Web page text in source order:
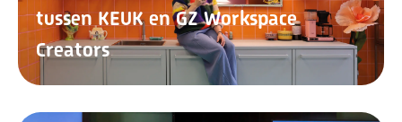
tussen KEUK en GZ Workspace
Creators